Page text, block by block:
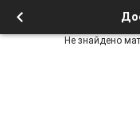
Не знайдено